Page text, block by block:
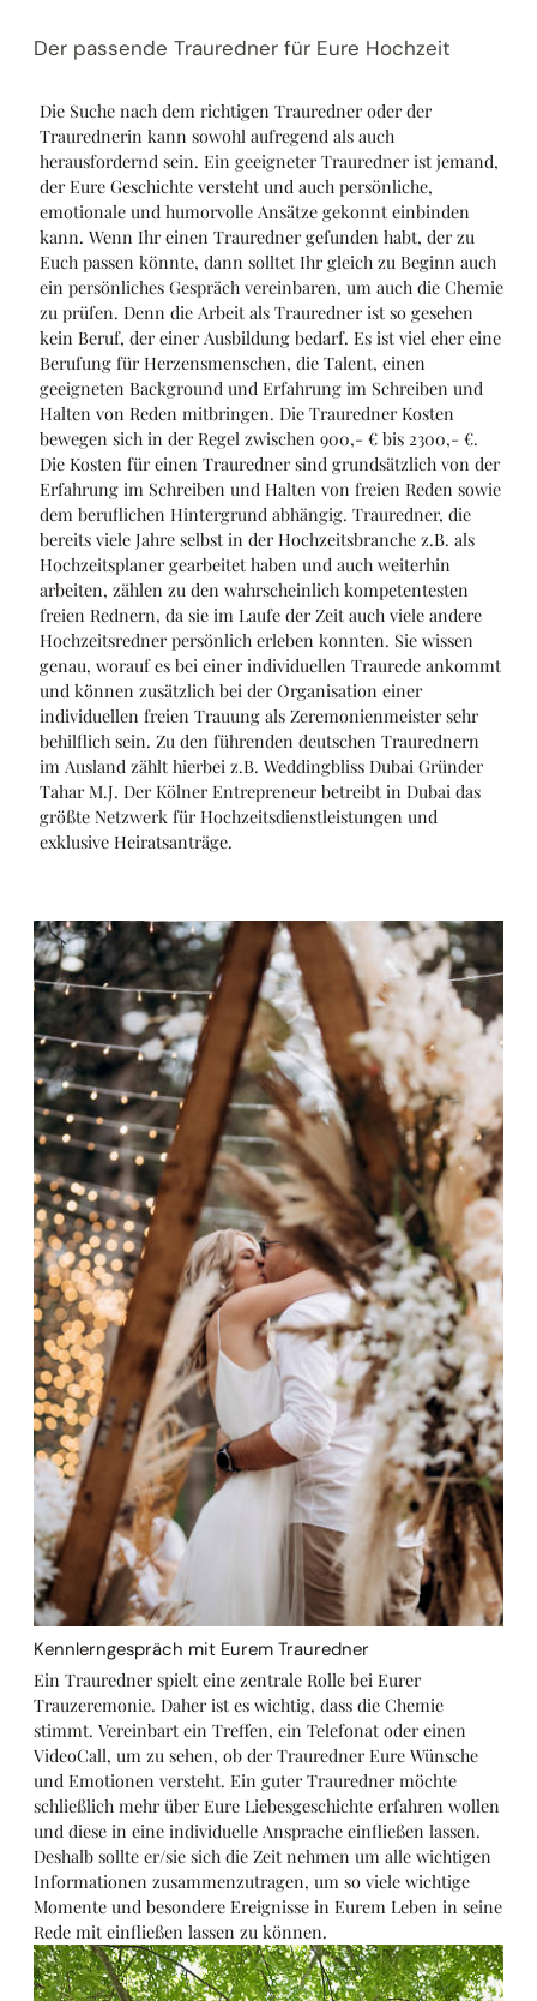
Der passende Trauredner für Eure Hochzeit
Die Suche nach dem richtigen Trauredner oder der
Traurednerin kann sowohl aufregend als auch
herausfordernd sein. Ein geeigneter Trauredner ist jemand,
der Eure Geschichte versteht und auch persönliche,
emotionale und humorvolle Ansätze gekonnt einbinden
kann. Wenn Ihr einen Trauredner gefunden habt, der zu
Euch passen könnte, dann solltet Ihr gleich zu Beginn auch
ein persönliches Gespräch vereinbaren, um auch die Chemie
zu prüfen. Denn die Arbeit als Trauredner ist so gesehen
kein Beruf, der einer Ausbildung bedarf. Es ist viel eher eine
Berufung für Herzensmenschen, die Talent, einen
geeigneten Background und Erfahrung im Schreiben und
Halten von Reden mitbringen. Die Trauredner Kosten
bewegen sich in der Regel zwischen 900,- € bis 2300,- €.
Die Kosten für einen Trauredner sind grundsätzlich von der
Erfahrung im Schreiben und Halten von freien Reden sowie
dem beruflichen Hintergrund abhängig. Trauredner, die
bereits viele Jahre selbst in der Hochzeitsbranche z.B. als
Hochzeitsplaner gearbeitet haben und auch weiterhin
arbeiten, zählen zu den wahrscheinlich kompetentesten
freien Rednern, da sie im Laufe der Zeit auch viele andere
Hochzeitsredner persönlich erleben konnten. Sie wissen
genau, worauf es bei einer individuellen Traurede ankommt
und können zusätzlich bei der Organisation einer
individuellen freien Trauung als Zeremonienmeister sehr
behilflich sein. Zu den führenden deutschen Traurednern
im Ausland zählt hierbei z.B. Weddingbliss Dubai Gründer
Tahar M.J. Der Kölner Entrepreneur betreibt in Dubai das
größte Netzwerk für Hochzeitsdienstleistungen und
exklusive Heiratsanträge.
Kennlerngespräch mit Eurem Trauredner
Ein Trauredner spielt eine zentrale Rolle bei Eurer
Trauzeremonie. Daher ist es wichtig, dass die Chemie
stimmt. Vereinbart ein Treffen, ein Telefonat oder einen
VideoCall, um zu sehen, ob der Trauredner Eure Wünsche
und Emotionen versteht. Ein guter Trauredner möchte
schließlich mehr über Eure Liebesgeschichte erfahren wollen
und diese in eine individuelle Ansprache einfließen lassen.
Deshalb sollte er/sie sich die Zeit nehmen um alle wichtigen
Informationen zusammenzutragen, um so viele wichtige
Momente und besondere Ereignisse in Eurem Leben in seine
Rede mit einfließen lassen zu können.